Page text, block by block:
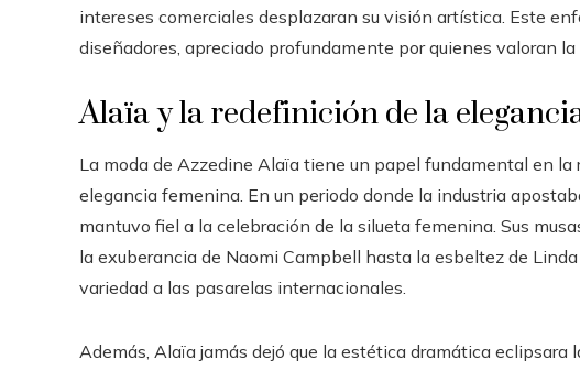
intereses comerciales desplazaran su visión artística. Este
diseñadores, apreciado profundamente por quienes valoran
Alaïa y la redefinición de la
La moda de Azzedine Alaïa tiene un papel fundamental en
elegancia femenina. En un periodo donde la industria
mantuvo fiel a la celebración de la silueta femenina. Sus
la exuberancia de Naomi Campbell hasta la esbeltez de
variedad a las pasarelas internacionales.
Además, Alaïa jamás dejó que la estética dramática eclipsara